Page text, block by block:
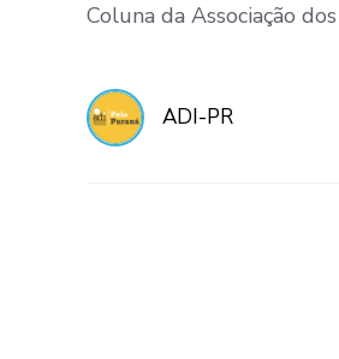
Coluna da Associação
ADI-PR